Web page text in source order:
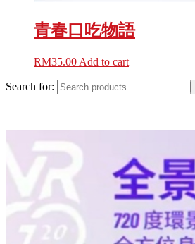
青春口吃物語
RM35.00 Add to cart
Search for: